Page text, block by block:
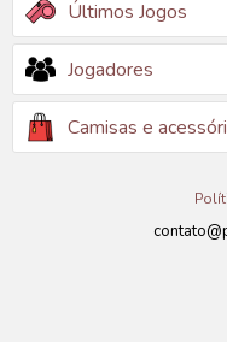
Últimos Jogos
Jogadores
Camisas e